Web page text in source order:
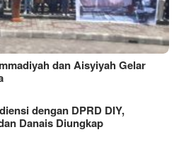
dan Aisyiyah Gelar
dengan DPRD DIY,
Danais Diungkap